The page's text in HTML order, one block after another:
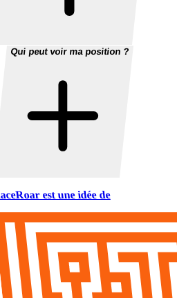
Qui peut voir ma position ?
est une idée de